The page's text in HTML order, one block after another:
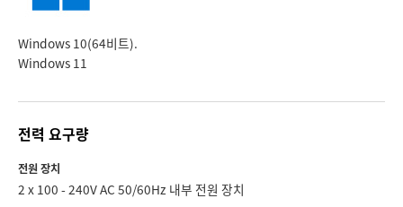
Windows 10(64비트).
Windows 11
전력 요구량
전원 장치
2 x 100 ‑ 240V AC 50/60Hz 내부 전원 장치